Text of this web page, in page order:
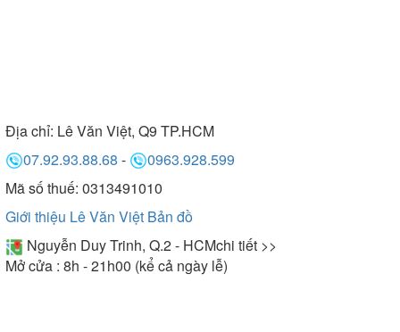
Địa chỉ: Lê Văn Việt, Q9 TP.HCM
07.92.93.88.68 -
0963.928.599
Mã số thuế: 0313491010
Giới thiệu Lê Văn Việt Bản đồ
Nguyễn Duy Trinh, Q.2 - HCMchi tiết >>
Mở cửa : 8h - 21h00 (kể cả ngày lễ)